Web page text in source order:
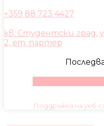
+359 88 723 4427
кв. Студентски град,
2, ет. партер
Поддръжка на уеб